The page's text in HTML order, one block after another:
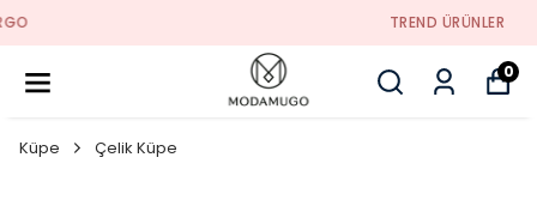
0
Küpe Çelik Küpe